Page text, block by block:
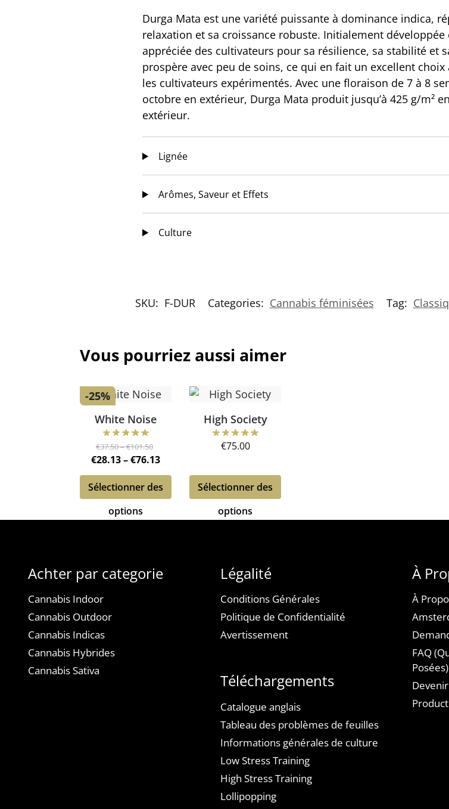
Durga Mata est une variété puissante à dominance indica,
relaxation et sa croissance robuste. Initialement
appréciée des cultivateurs pour sa résilience, sa stabilité et
prospère avec peu de soins, ce qui en fait un excellent
les cultivateurs expérimentés. Avec une floraison de 7 à 8
octobre en extérieur, Durga Mata produit jusqu’à 425 g/m²
extérieur.
Lignée
Arômes, Saveur et Effets
Culture
SKU: F-DUR Categories: Cannabis féminisées Tag:
Vous pourriez aussi aimer
-25%
White Noise
€37.50–€101.50
€28.13–€76.13
Sélectionner des
options
High Society
€75.00
Sélectionner des
options
Achter par categorie
Cannabis Indoor
Cannabis Outdoor
Cannabis Indicas
Cannabis Hybrides
Cannabis Sativa
Légalité
Conditions Générales
Politique de Confidentialité
Avertissement
Téléchargements
Catalogue anglais
Tableau des problèmes de feuilles
Informations générales de culture
Low Stress Training
High Stress Training
Lollipopping
À
À
FAQ
Posées)